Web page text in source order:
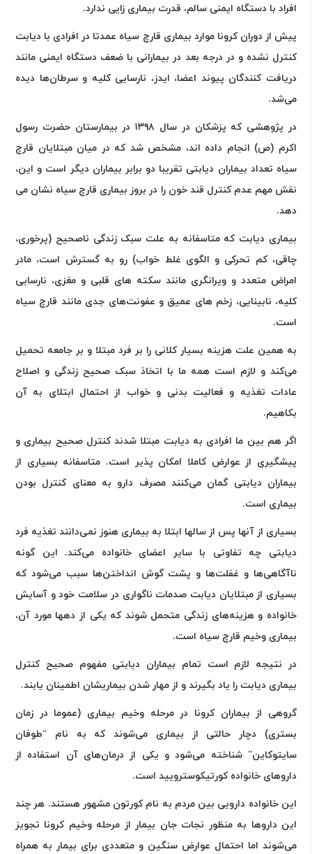
افراد با دستگاه ایمنی سالم، قدرت بیماری زایی ندارد.
پیش از دوران کرونا موارد بیماری قارچ سیاه عمدتا در افرادی با دیابت
کنترل نشده و در درجه بعد در بیمارانی با ضعف دستگاه ایمنی مانند
دریافت کنندگان پیوند اعضا، ایدز، نارسایی کلیه و سرطان‌ها دیده
می‌شد.
در پژوهشی که پزشکان در سال ۱۳۹۸ در بیمارستان حضرت رسول
اکرم (ص) انجام داده اند، مشخص شد که در میان مبتلایان قارچ
سیاه تعداد بیماران دیابتی تقریبا دو برابر بیماران دیگر است و این،
نقش مهم عدم کنترل قند خون را در بروز بیماری قارچ سیاه نشان می
دهد.
بیماری دیابت که متاسفانه به علت سبک زندگی ناصحیح (پرخوری،
چاقی، کم تحرکی و الگوی غلط خواب) رو به گسترش است، مادر
امراض متعدد و ویرانگری مانند سکته های قلبی و مغزی، نارسایی
کلیه، نابینایی، زخم های عمیق و عفونت‌های جدی مانند قارچ سیاه
است.
به همین علت هزینه بسیار کلانی را بر فرد مبتلا و بر جامعه تحمیل
می‌کند و لازم است همه ما با اتخاذ سبک صحیح زندگی و اصلاح
عادات تغذیه و فعالیت بدنی و خواب از احتمال ابتلای به آن
بکاهیم.
اگر هم بین ما افرادی به دیابت مبتلا شدند کنترل صحیح بیماری و
پیشگیری از عوارض کاملا امکان پذیر است. متاسفانه بسیاری از
بیماران دیابتی گمان می‌کنند مصرف دارو به معنای کنترل بودن
بیماری است.
بسیاری از آنها پس از سالها ابتلا به بیماری هنوز نمی‌دانند تغذیه فرد
دیابتی چه تفاوتی با سایر اعضای خانواده می‌کند. این گونه
ناآگاهی‌ها و غفلت‌ها و پشت گوش انداختن‌ها سبب می‌شود که
بسیاری از مبتلایان دیابت صدمات ناگواری در سلامت خود و آسایش
خانواده و هزینه‌های زندگی متحمل شوند که یکی از دهها مورد آن،
بیماری وخیم قارچ سیاه است.
در نتیجه لازم است تمام بیماران دیابتی مفهوم صحیح کنترل
بیماری دیابت را یاد بگیرند و از مهار شدن بیماریشان اطمینان یابند.
گروهی از بیماران کرونا در مرحله وخیم بیماری (عموما در زمان
بستری) دچار حالتی از بیماری می‌شوند که به نام “طوفان
سایتوکاین” شناخته می‌شود و یکی از درمان‌های آن استفاده از
داروهای خانواده کورتیکوسترویید است.
این خانواده دارویی بین مردم به نام کورتون مشهور هستند. هر چند
این داروها به منظور نجات جان بیمار از مرحله وخیم کرونا تجویز
می‌شوند اما احتمال عوارض سنگین و متعددی برای بیمار به همراه